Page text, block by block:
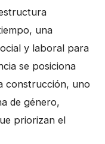
una
y laboral para
se posiciona
construcción, uno
de género,
priorizan el